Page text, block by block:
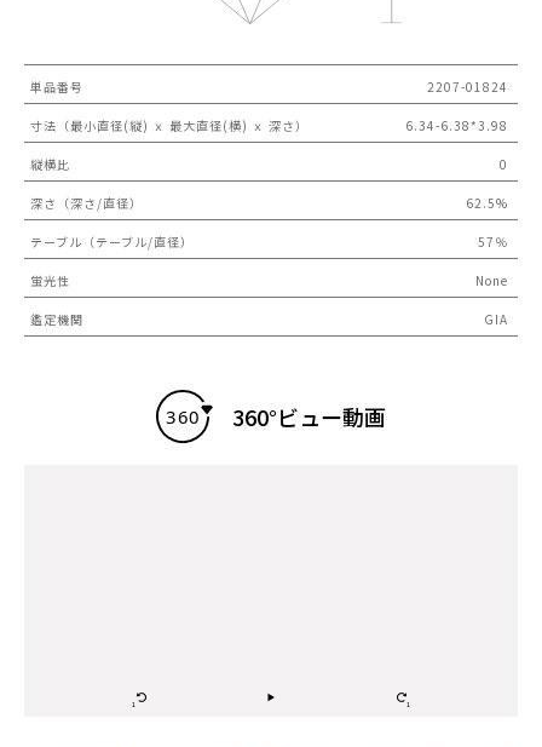
単品番号 2207-01824
寸法（最小直径(縦) ｘ 最大直径(横) ｘ 深さ） 6.34-6.38*3.98
縦横比 0
深さ（深さ/直径） 62.5%
テーブル（テーブル/直径） 57％
蛍光性 None
鑑定機関 GIA
360°ビュー動画